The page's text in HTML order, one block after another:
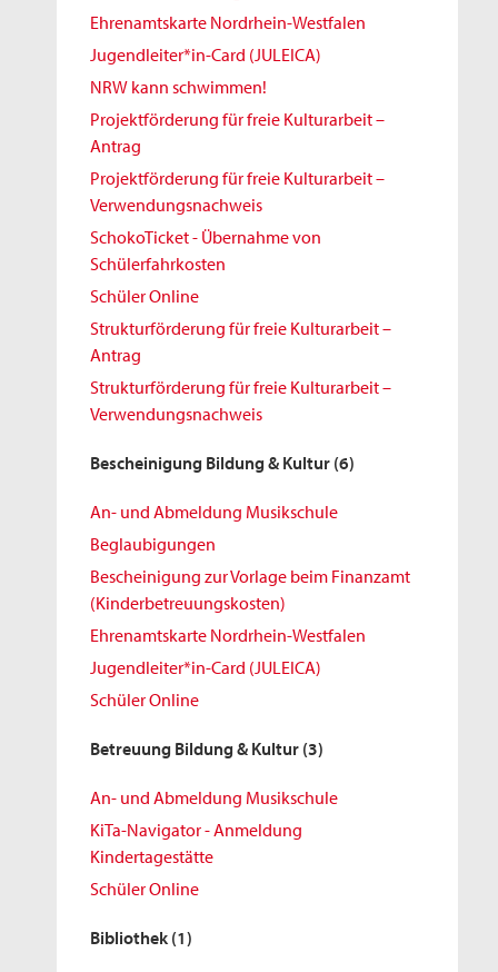
Ehrenamtskarte Nordrhein-Westfalen
Jugendleiter*in-Card (JULEICA)
NRW kann schwimmen!
Projektförderung für freie Kulturarbeit –
Antrag
Projektförderung für freie Kulturarbeit –
Verwendungsnachweis
SchokoTicket - Übernahme von
Schülerfahrkosten
Schüler Online
Strukturförderung für freie Kulturarbeit –
Antrag
Strukturförderung für freie Kulturarbeit –
Verwendungsnachweis
Bescheinigung Bildung & Kultur (6)
An- und Abmeldung Musikschule
Beglaubigungen
Bescheinigung zur Vorlage beim Finanzamt
(Kinderbetreuungskosten)
Ehrenamtskarte Nordrhein-Westfalen
Jugendleiter*in-Card (JULEICA)
Schüler Online
Betreuung Bildung & Kultur (3)
An- und Abmeldung Musikschule
KiTa-Navigator - Anmeldung
Kindertagestätte
Schüler Online
Bibliothek (1)